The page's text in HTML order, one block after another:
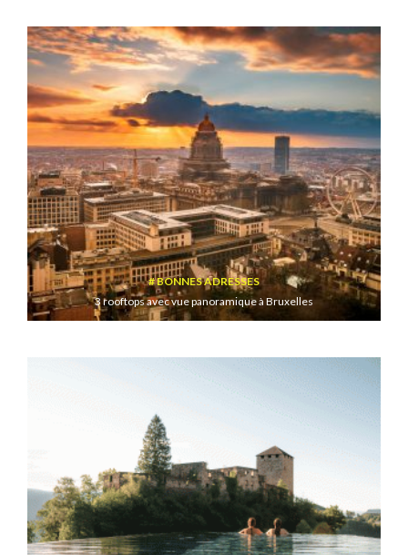
BONNES ADRESSES
3 rooftops avec vue panoramique à Bruxelles